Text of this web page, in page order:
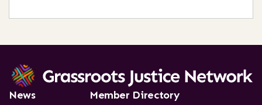
News
Member Directory